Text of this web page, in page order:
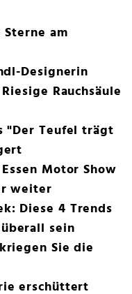
am
Designerin
Rauchsäule
"Der Teufel trägt
Motor Show
weiter
Diese 4 Trends
sein
Sie die
erschüttert